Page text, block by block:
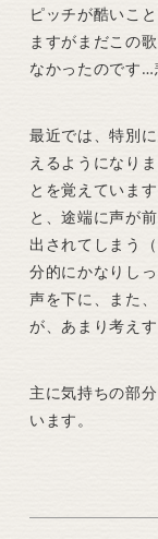
ピッチが酷いこ
ますがまだこの
なかったのです…
最近では、特別
えるようになり
とを覚えていま
と、途端に声が
出されてしまう
分的にかなりし
声を下に、また
が、あまり考え
主に気持ちの部
います。